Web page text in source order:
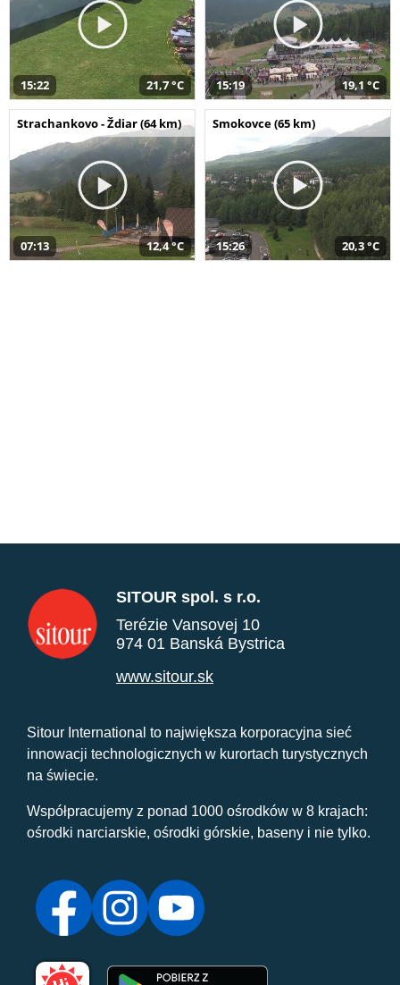
15:22 21,7 °C 15:19 19,1 °C
Strachankovo - Ždiar (64 km)
07:13 12,4 °C
Smokovce (65 km)
15:26 20,3 °C
SITOUR spol. s r.o.
Terézie Vansovej 10
974 01 Banská Bystrica
www.sitour.sk
Sitour International to największa korporacyjna sieć
innowacji technologicznych w kurortach turystycznych
na świecie.
Współpracujemy z ponad 1000 ośrodków w 8 krajach:
ośrodki narciarskie, ośrodki górskie, baseny i nie tylko.